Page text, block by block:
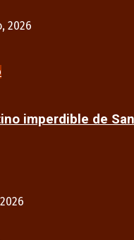
2026
imperdible de